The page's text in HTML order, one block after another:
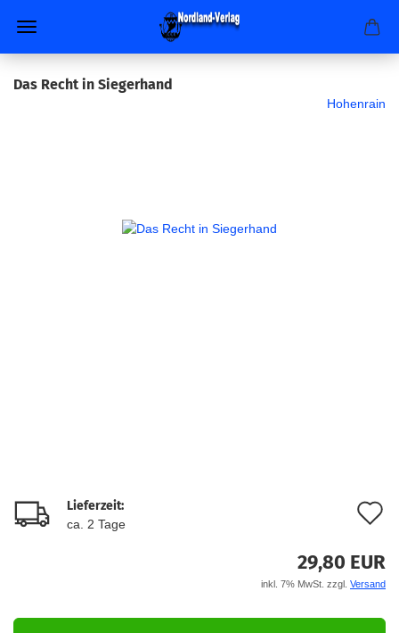
Das Recht in Siegerhand
Hohenrain
Lieferzeit:
ca. 2 Tage
29,80 EUR
inkl. 7% MwSt. zzgl. Versand